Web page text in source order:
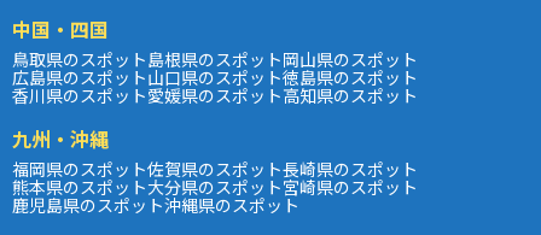
中国・四国
鳥取県のスポット島根県のスポット岡山県のスポット
広島県のスポット山口県のスポット徳島県のスポット
香川県のスポット愛媛県のスポット高知県のスポット
九州・沖縄
福岡県のスポット佐賀県のスポット長崎県のスポット
熊本県のスポット大分県のスポット宮崎県のスポット
鹿児島県のスポット沖縄県のスポット